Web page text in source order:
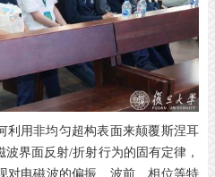
利用非均匀超构表面来颠覆斯涅耳
界面反射/折射行为的固有定律，
对电磁波的偏振、波前、相位等特